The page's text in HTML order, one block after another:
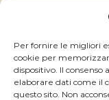
Per fornire le migliori
cookie per
dispositivo. Il
elaborare dati come il
questo sito. Non
C.C.I.A.A.
GRANULATI
- |